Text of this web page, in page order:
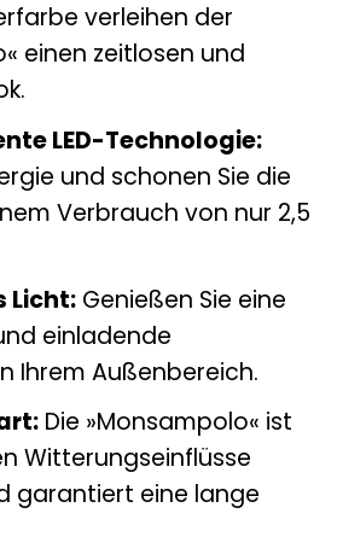
verleihen der
einen zeitlosen und
LED-Technologie:
und schonen Sie die
Verbrauch von nur 2,5
Licht:Genießen Sie eine
einladende
Ihrem Außenbereich.
Die »Monsampolo« ist
Witterungseinflüsse
garantiert eine lange